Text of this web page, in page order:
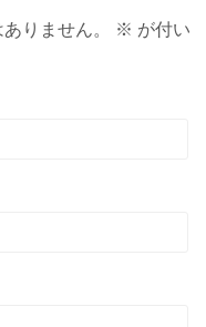
りません。 ※ が付い